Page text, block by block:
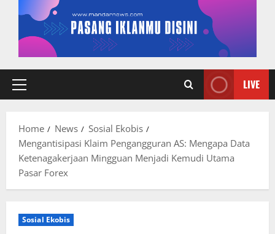
Primary
LIVE
Home News
Sosial Ekobis
Mengantisipasi Klaim Pengangguran AS: Mengapa Data
Ketenagakerjaan Mingguan Menjadi Kemudi Utama
Pasar Forex
Sosial Ekobis